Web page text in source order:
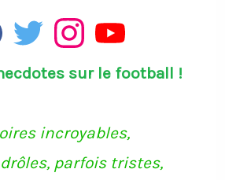
w
t
I
n
t
m
Y
T
sur le football !
incroyables,
parfois tristes,